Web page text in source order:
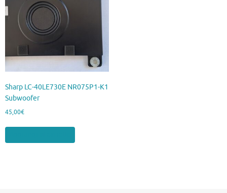
Sharp LC-40LE730E NR075P1-K1
Subwoofer
45,00€